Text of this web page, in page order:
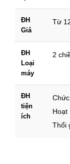
ĐH
Giá
Từ
ĐH
Loại
máy
2
ĐH
tiện
ích
Thổi